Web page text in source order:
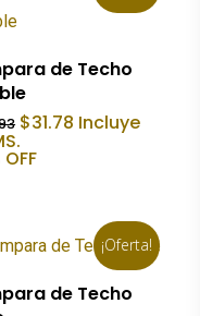
Añadir Al Carrito
de Techo
El
precio
original
$31.78 El
precio
Incluye
¡Oferta!
Añadir Al Carrito
de Techo